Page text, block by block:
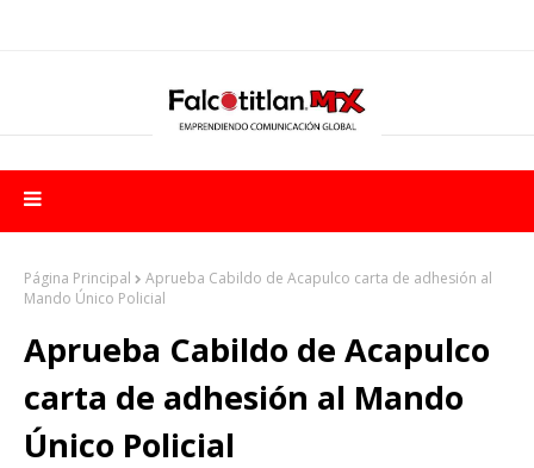
Página Principal
Aprueba Cabildo de Acapulco carta de adhesión al
Mando Único Policial
Aprueba Cabildo de Acapulco
carta de adhesión al Mando
Único Policial